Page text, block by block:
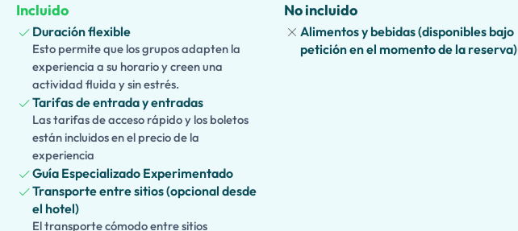
Estetour privado ofrece la combinación perfecta dehistoria
parejas, familias y entusiastas de la historia.
Incluido
Duración flexible
Esto permite que los grupos adapten la
experiencia a su horario y creen una
actividad fluida y sin estrés.
Tarifas de entrada y entradas
Las tarifas de acceso rápido y los boletos
están incluidos en el precio de la
experiencia
Guía Especializado Experimentado
Transporte entre sitios (opcional desde
el hotel)
El transporte cómodo entre sitios
No incluido
Alimentos y bebidas (disponibles bajo
petición en el momento de la reserva)